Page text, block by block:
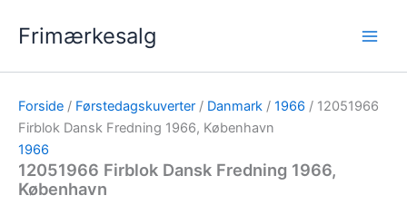
Frimærkesalg
Forside / Førstedagskuverter / Danmark / 1966 / 12051966
Firblok Dansk Fredning 1966, København
1966
12051966 Firblok Dansk Fredning 1966,
København